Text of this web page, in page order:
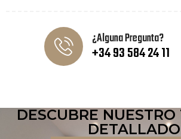
¿Alguna Pregunta?
+34 93 584 24 11
DESCUBRE
DETALLADO